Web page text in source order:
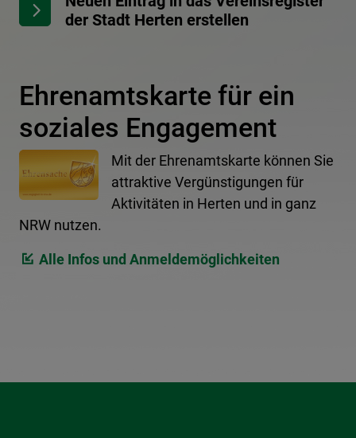
der Stadt Herten erstellen
Ehrenamtskarte für ein
soziales Engagement
Mit der Ehrenamtskarte können Sie
attraktive Vergünstigungen für
Aktivitäten in Herten und in ganz
NRW nutzen.
Alle Infos und Anmeldemöglichkeiten